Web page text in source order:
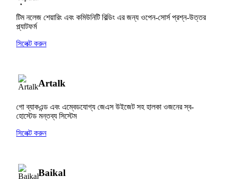
টিম নলেজ শেয়ারিং এবং কমিউনিটি বিল্ডিং এর জন্য ওপেন-সোর্স প্রশ্ন-উত্তর
প্ল্যাটফর্ম
সিলেক্ট করুন
Artalk
গো ব্যাকএন্ড এবং এম্বেডযোগ্য জেএস উইজেট সহ হালকা ওজনের স্ব-
হোস্টেড মন্তব্য সিস্টেম
সিলেক্ট করুন
Baikal